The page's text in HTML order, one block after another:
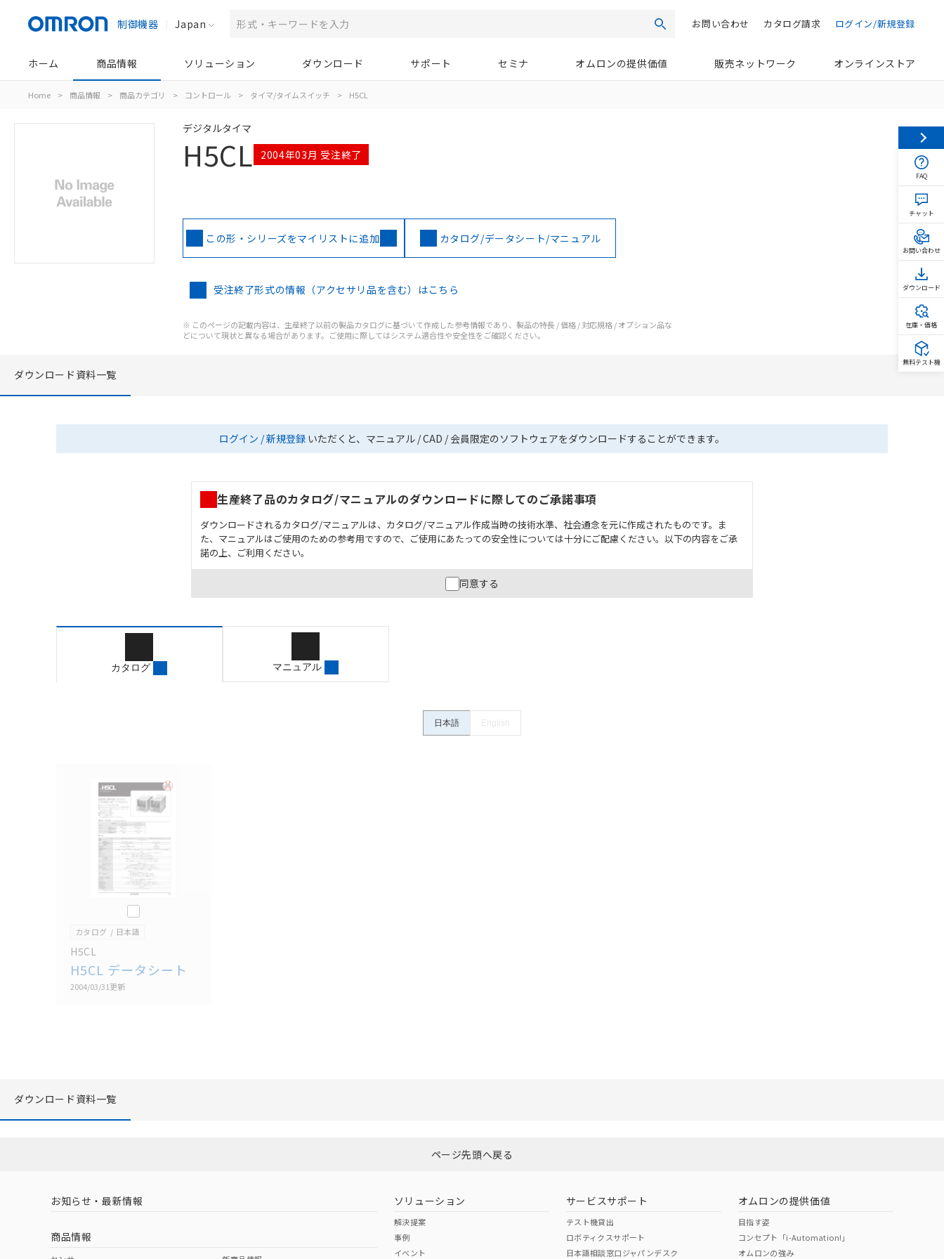
制御機器 Japan 検索 ログイン/新規登録
カタログ請求
お問い合わせ
ホーム 商品情報 ソリューション ダウンロード サポート セミナ オムロンの提供価値 販売ネットワーク オンラインストア
Home > 商品情報 > 商品カテゴリ > コントロール > タイマ/タイムスイッチ > H5CL
デジタルタイマ
H5CL 2004年03月 受注終了
この形・シリーズをマイリストに追加 カタログ/データシート/マニュアル
受注終了形式の情報（アクセサリ品を含む）はこちら
※ このページの記載内容は、生産終了以前の製品カタログに基づいて作成した参考情報であり、製品の特長 / 価格 / 対応規格 / オプション品な
どについて現状と異なる場合があります。ご使用に際してはシステム適合性や安全性をご確認ください。
ダウンロード資料一覧
ログイン / 新規登録 いただくと、マニュアル / CAD / 会員限定のソフトウェアをダウンロードすることができます。
生産終了品のカタログ/マニュアルのダウンロードに際してのご承諾事項
ダウンロードされるカタログ/マニュアルは、カタログ/マニュアル作成当時の技術水準、社会通念を元に作成されたものです。ま
た、マニュアルはご使用のための参考用ですので、ご使用にあたっての安全性については十分にご配慮ください。以下の内容をご承
諾の上、ご利用ください。
お客様が本製品を人命や財産に重大な危険を及ぼすような用途に使用される場合には、システム全体として危険を知らせたり、冗
長設計により必要な安全性を確保できるよう設計されていること、および本製品が全体の中で意図した用途に対して適切に配電・
カタログ/マニュアルに記載されているアプリケーション事例は参考用ですので、ご採用に際しては機器・装置の機能や安全性を
記載されているサービス内容や連絡先等は作成当時のものであり、変更・改定させていただいている可能性があります。改めて当
同意する
カタログ マニュアル
日本語 English
このカタログを選択
カタログ 日本語
H5CL
H5CL データシート
2004/03/31更新
ダウンロード資料一覧
ページ先頭へ戻る
お知らせ・最新情報
商品情報
ソリューション
解決提案
事例
イベント
サービスサポート
テスト機貸出
ロボティクスサポート
日本語相談窓口ジャパンデスク
オムロンの提供価値
目指す姿
コンセプト「i-Automation!」
オムロンの強み
FAQ
チャット
お問い合わせ
ダウンロード
在庫・価格
無料テスト機